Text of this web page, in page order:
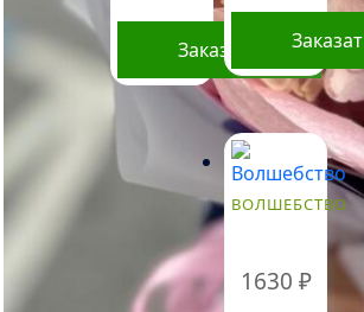
Заказать
ВОЛШЕБСТВО
1630 ₽